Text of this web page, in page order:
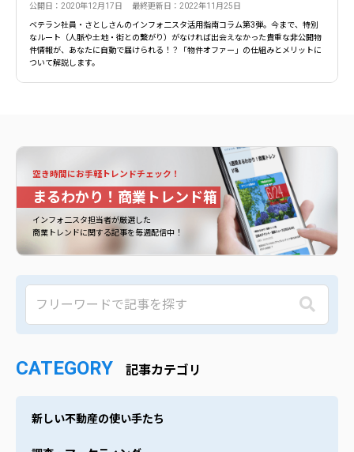
公開日：2020年12月17日 最終更新日：2022年11月25日
ベテラン社員・さとしさんのインフォ二スタ活用指南コラム第3弾。今まで、特別
なルート（人脈や土地・街との繋がり）がなければ出会えなかった貴重な非公開物
件情報が、あなたに自動で届けられる！？「物件オファー」の仕組みとメリットに
ついて解説します。
空き時間にお手軽トレンドチェック！
まるわかり！商業トレンド箱
インフォ二スタ担当者が厳選した
商業トレンドに関する記事を毎週配信中！
CATEGORY 記事カテゴリ
新しい不動産の使い手たち